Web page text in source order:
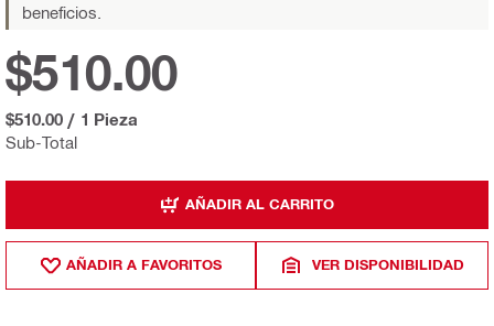
beneficios.
Sub-Total
$510.00
$510.00 / 1 Pieza
AÑADIR AL CARRITO
AÑADIR A FAVORITOS VER DISPONIBILIDAD